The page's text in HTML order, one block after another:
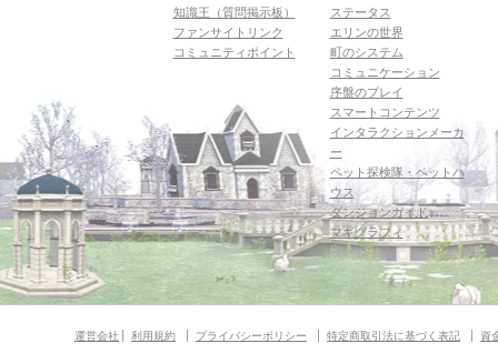
知識王（質問掲示板）
ファンサイトリンク
コミュニティポイント
ステータス
エリンの世界
町のシステム
コミュニケーション
序盤のプレイ
スマートコンテンツ
インタラクションメーカ
ー
ペット探検隊・ペットハ
ウス
ダンジョンガイド
マギグラフィ
運営会社 利用規約 プライバシーポリシー 特定商取引法に基づく表記 資